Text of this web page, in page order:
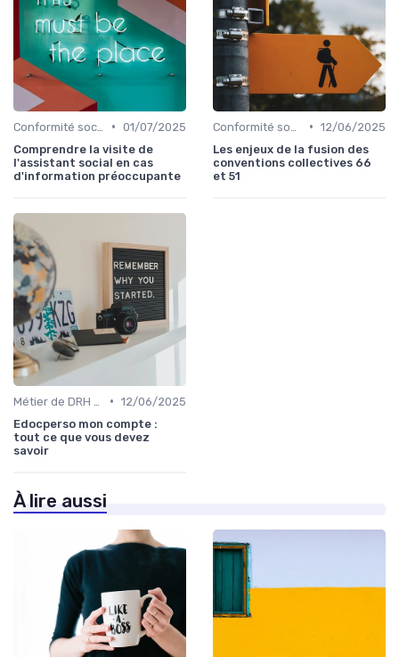
• 01/07/2025
Comprendre la visite de
l'assistant social en cas
d'information préoccupante
• 12/06/2025
Les enjeux de la fusion des
conventions collectives 66
et 51
• 12/06/2025
Edocperso mon compte :
tout ce que vous devez
savoir
À lire aussi